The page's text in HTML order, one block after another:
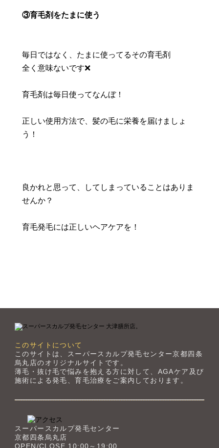
③育毛剤をたまに使う
毎日ではなく、たまに使ってるその育毛剤
全く意味ないです❌
育毛剤は毎日使ってなんぼ！
正しい使用方法で、髪の毛に栄養を届けましょ
う！
良かれと思って、してしまっていることはありま
せんか？
育毛発毛には正しいヘアケアを！
このサイトについて
このサイトは、スーパースカルプ発毛センター京都四条
烏丸店のオリジナルサイトです。
薄毛・抜け毛で悩みを抱える方に対して、AGAケア及び
施術による発毛、育毛治療をご案内しております。
スーパースカルプ発毛センター
京都四条烏丸店
OPEN/CLOSE 10:00～19:00